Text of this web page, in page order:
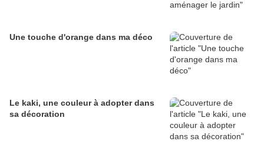
Une touche d'orange dans ma déco
Le kaki, une couleur à adopter dans
sa décoration